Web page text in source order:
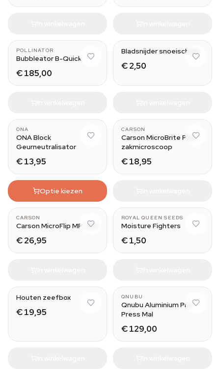
POLLINATOR
Bubbleator B-Quick
€ 185,00
Bladsnijder snoeischaar
€ 2,50
ONA
ONA Block
Geurneutralisator
€ 13,95
Optie kiezen
CARSON
Carson MicroBrite Plus
zakmicroscoop
€ 18,95
CARSON
Carson MicroFlip MP-250
€ 26,95
ROYAL QUEEN SEEDS
Moisture Fighters
€ 1,50
Houten zeefbox
€ 19,95
QNUBU
Qnubu Aluminium Pre-
Press Mal
€ 129,00